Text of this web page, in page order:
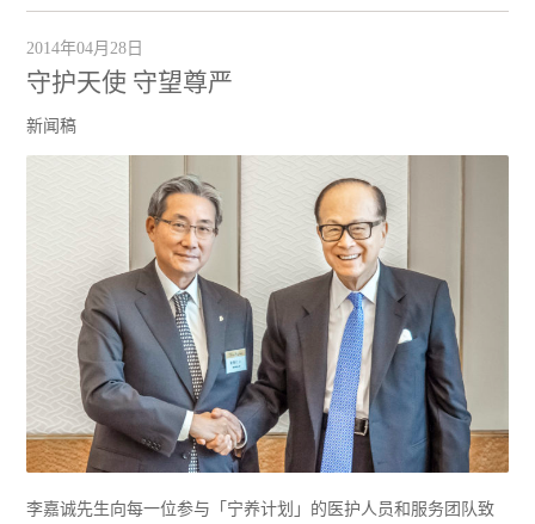
2014年04月28日
守护天使 守望尊严
新闻稿
李嘉诚先生向每一位参与「宁养计划」的医护人员和服务团队致